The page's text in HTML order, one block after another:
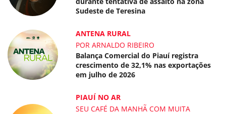
Sudeste de Teresina
ANTENA RURAL
POR ARNALDO RIBEIRO
Balança Comercial do Piauí registra
crescimento de 32,1% nas exportações
em julho de 2026
PIAUÍ NO AR
SEU CAFÉ DA MANHÃ COM MUITA